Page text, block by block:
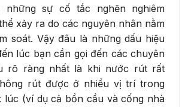
những sự cố tắc nghẽn nghiêm
xảy ra do các nguyên nhân nằm
soát. Vậy đâu là những dấu hiệu
lúc bạn cần gọi đến các chuyên
rõ ràng nhất là khi nước rút rất
rút được ở nhiều vị trí trong
lúc (ví dụ cả bồn cầu và cống nhà